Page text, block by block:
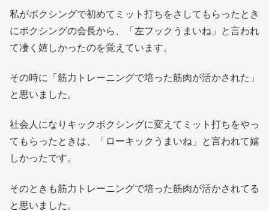
私がボクシングで初めてミット打ちをさしてもらったとき
にボクシングの会長から、「左フックうまいね」と言われ
て凄く嬉しかったのを覚えています。
その時に「筋力トレーニングで培った筋肉が活かされた」
と思いました。
社会人になりキックボクシングに変えてミット打ちをやっ
てもらったときは、「ローキックうまいね」と言われて嬉
しかったです。
そのときも筋力トレーニングで培った筋肉が活かされてる
と思いました。